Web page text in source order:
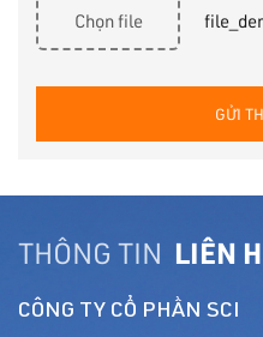
Chọn file
GỬI
THÔNG TIN LIÊN
CÔNG TY CỔ PHẦN SCI